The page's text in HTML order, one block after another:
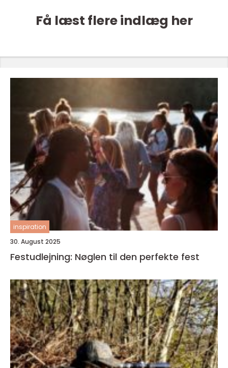
Få læst flere indlæg her
inspiration
30. August 2025
Festudlejning: Nøglen til den perfekte fest